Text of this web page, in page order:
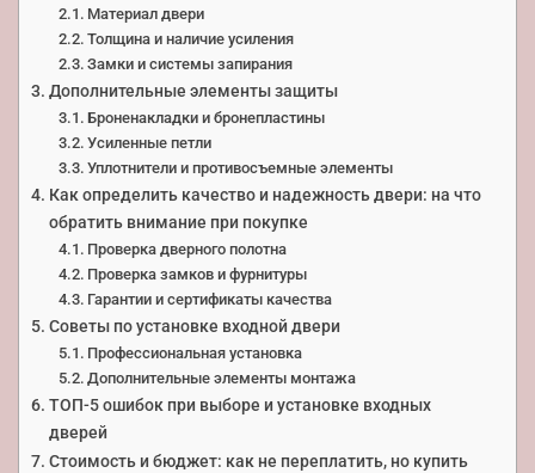
Материал двери
Толщина и наличие усиления
Замки и системы запирания
Дополнительные элементы защиты
Броненакладки и бронепластины
Усиленные петли
Уплотнители и противосъемные элементы
Как определить качество и надежность двери: на что
обратить внимание при покупке
Проверка дверного полотна
Проверка замков и фурнитуры
Гарантии и сертификаты качества
Советы по установке входной двери
Профессиональная установка
Дополнительные элементы монтажа
ТОП-5 ошибок при выборе и установке входных
дверей
Стоимость и бюджет: как не переплатить, но купить